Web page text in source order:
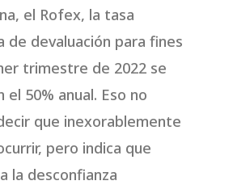
el Rofex, la tasa
de devaluación para fines
trimestre de 2022 se
el 50% anual. Eso no
que inexorablemente
pero indica que
la desconfianza